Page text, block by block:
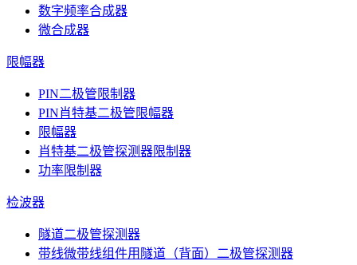
数字频率合成器
微合成器
限幅器
PIN二极管限制器
PIN肖特基二极管限幅器
限幅器
肖特基二极管探测器限制器
功率限制器
检波器
隧道二极管探测器
带线微带线组件用隧道（背面）二极管探测器